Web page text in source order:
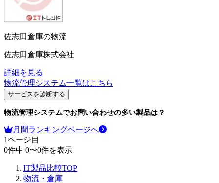
佐志田倉庫の物流
佐志田倉庫株式会社
詳細を見る
物流管理システム一覧はこちら
サービスを診断する
物流管理システムでお問い合わせの多い製品は？
月間ランキングページへ
1ページ目
0件中 0〜0件を表示
IT製品比較TOP
物流・倉庫